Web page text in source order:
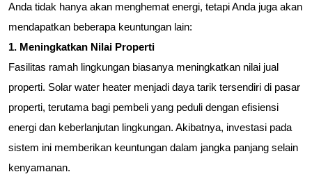
Anda tidak hanya akan menghemat energi, tetapi Anda juga akan
mendapatkan beberapa keuntungan lain:
1. Meningkatkan Nilai Properti
Fasilitas ramah lingkungan biasanya meningkatkan nilai jual
properti. Solar water heater menjadi daya tarik tersendiri di pasar
properti, terutama bagi pembeli yang peduli dengan efisiensi
energi dan keberlanjutan lingkungan. Akibatnya, investasi pada
sistem ini memberikan keuntungan dalam jangka panjang selain
kenyamanan.